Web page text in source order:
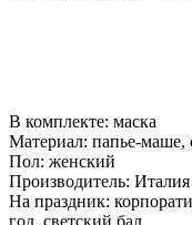
В комплекте: маска
Материал: папье-маше,
Пол: женский
Производитель: Италия
На праздник: